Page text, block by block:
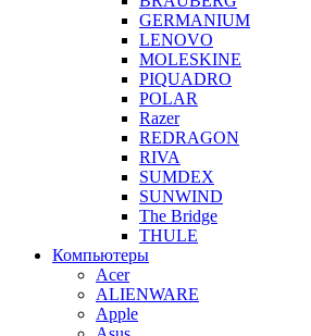
GERMANIUM
LENOVO
MOLESKINE
PIQUADRO
POLAR
Razer
REDRAGON
RIVA
SUMDEX
SUNWIND
The Bridge
THULE
Компьютеры
Acer
ALIENWARE
Apple